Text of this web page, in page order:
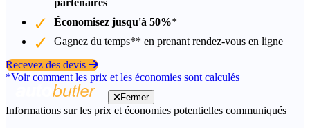
Économisez jusqu'à 50%*
Gagnez du temps** en prenant rendez-vous en ligne
Recevez des devis
*Voir comment les prix et les économies sont calculés
Fermer
Informations sur les prix et économies potentielles communiqués